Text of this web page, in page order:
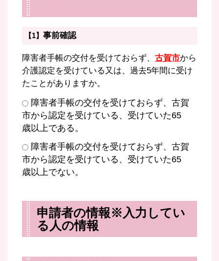
【1】 事前確認
障害者手帳の交付を受けておらず、 古賀市から
介護認定を受けている又は、過去5年間に受け
たことがありますか。
障害者手帳の交付を受けておらず、古賀
市から認定を受けている、受けていた65
歳以上である。
障害者手帳の交付を受けておらず、古賀
市から認定を受けている、受けていた65
歳以上でない。
申請者の情報※入力してい
る人の情報